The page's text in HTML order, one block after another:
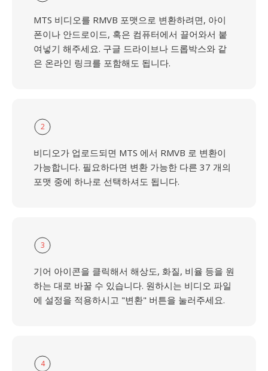
MTS 비디오를 RMVB 포맷으로 변환하려면, 아이
폰이나 안드로이드, 혹은 컴퓨터에서 끌어와서 붙
여넣기 해주세요. 구글 드라이브나 드롭박스와 같
은 온라인 링크를 포함해도 됩니다.
2
비디오가 업로드되면 MTS 에서 RMVB 로 변환이
가능합니다. 필요하다면 변환 가능한 다른 37 개의
포맷 중에 하나로 선택하셔도 됩니다.
3
기어 아이콘을 클릭해서 해상도, 화질, 비율 등을 원
하는 대로 바꿀 수 있습니다. 원하시는 비디오 파일
에 설정을 적용하시고 "변환" 버튼을 눌러주세요.
4